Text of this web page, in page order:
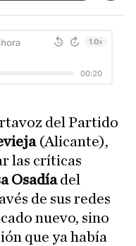
del Partido
(Alicante),
las críticas
Osadíadel
de sus redes
nuevo, sino
que ya había